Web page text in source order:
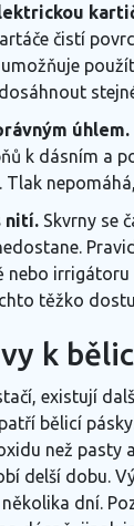
čistí
úhlem.
k dásním a
Tlak
nití. Skvrny se
nebo
těžko
k
existují
bělicí
než pasty
delší dobu.
dní.